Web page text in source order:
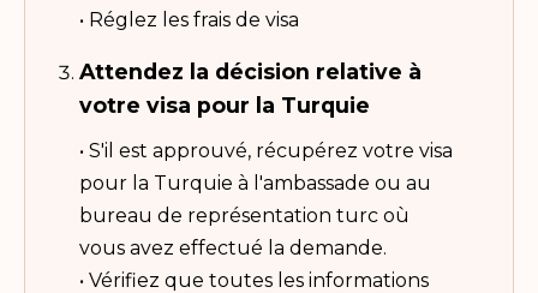
• Réglez les frais de visa
Attendez la décision relative à
votre visa pour la Turquie
• S'il est approuvé, récupérez votre visa
pour la Turquie à l'ambassade ou au
bureau de représentation turc où
vous avez effectué la demande.
• Vérifiez que toutes les informations